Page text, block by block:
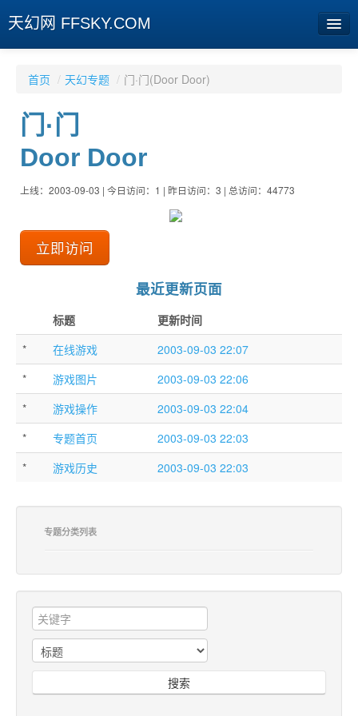
天幻网 FFSKY.COM
周边
相册
社区
首页 / 天幻专题 / 门·门(Door Door)
门·门
Door Door
上线：2003-09-03 | 今日访问：1 | 昨日访问：3 | 总访问：44773
立即访问
最近更新页面
标题
更新时间
*
在线游戏
2003-09-03 22:07
*
游戏图片
2003-09-03 22:06
*
游戏操作
2003-09-03 22:04
*
专题首页
2003-09-03 22:03
*
游戏历史 2003-09-03 22:03
专题分类列表
搜索